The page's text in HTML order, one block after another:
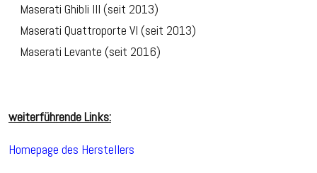
Maserati Ghibli III (seit 2013)
Maserati Quattroporte VI (seit 2013)
Maserati Levante (seit 2016)
weiterführende Links:
Homepage des Herstellers